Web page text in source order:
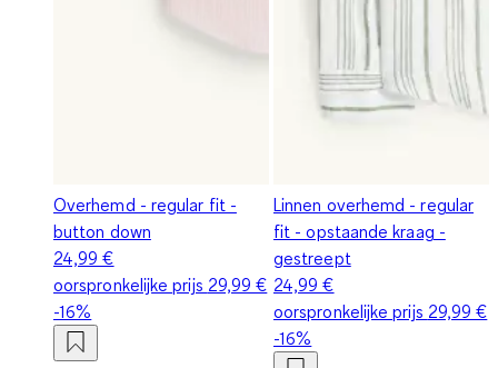
Overhemd - regular fit -
button down
24,99 €
oorspronkelijke prijs 29,99 €
-16%
Linnen overhemd - regular
fit - opstaande kraag -
gestreept
24,99 €
oorspronkelijke prijs 29,99 €
-16%